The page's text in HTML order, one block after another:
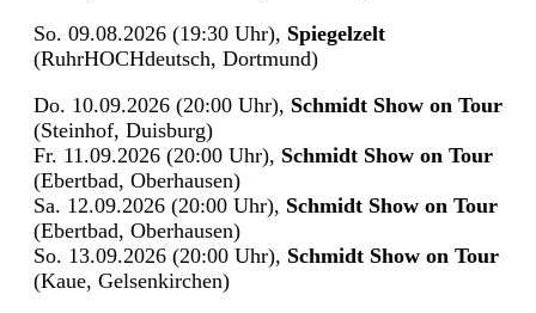
So. 09.08.2026 (19:30 Uhr), Spiegelzelt
(RuhrHOCHdeutsch, Dortmund)
Do. 10.09.2026 (20:00 Uhr), Schmidt Show on Tour
(Steinhof, Duisburg)
Fr. 11.09.2026 (20:00 Uhr), Schmidt Show on Tour
(Ebertbad, Oberhausen)
Sa. 12.09.2026 (20:00 Uhr), Schmidt Show on Tour
(Ebertbad, Oberhausen)
So. 13.09.2026 (20:00 Uhr), Schmidt Show on Tour
(Kaue, Gelsenkirchen)